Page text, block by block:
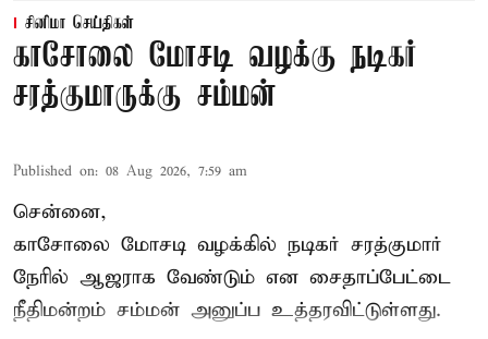
சினிமா செய்திகள்
காசோலை மோசடி வழக்கு நடிகர்
சரத்குமாருக்கு சம்மன்
Published on: 08 Aug 2026, 7:59 am
சென்னை,
காசோலை மோசடி வழக்கில் நடிகர் சரத்குமார்
நேரில் ஆஜராக வேண்டும் என சைதாப்பேட்டை
நீதிமன்றம் சம்மன் அனுப்ப உத்தரவிட்டுள்ளது.